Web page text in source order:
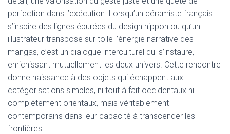
perfection dans l’exécution. Lorsqu’un céramiste français
s’inspire des lignes épurées du design nippon ou qu’un
illustrateur transpose sur toile l’énergie narrative des
mangas, c’est un dialogue interculturel qui s’instaure,
enrichissant mutuellement les deux univers. Cette rencontre
donne naissance à des objets qui échappent aux
catégorisations simples, ni tout à fait occidentaux ni
complètement orientaux, mais véritablement
contemporains dans leur capacité à transcender les
frontières.